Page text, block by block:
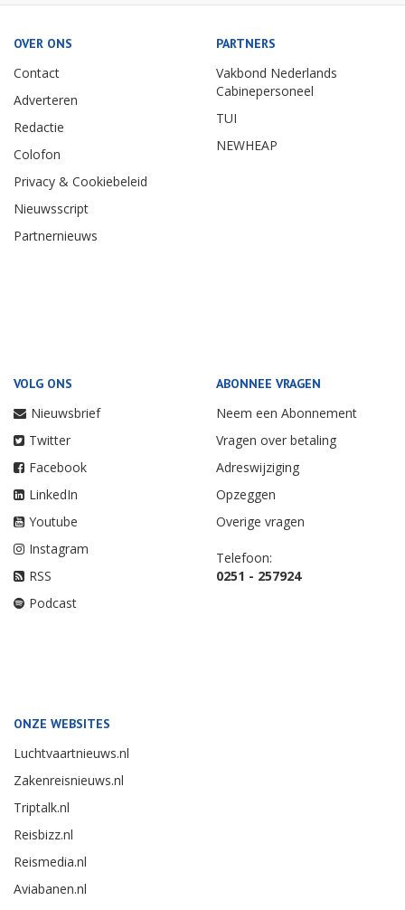
OVER ONS
Contact
Adverteren
Redactie
Colofon
Privacy & Cookiebeleid
Nieuwsscript
Partnernieuws
PARTNERS
Vakbond Nederlands
Cabinepersoneel
TUI
NEWHEAP
VOLG ONS
Nieuwsbrief
Twitter
Facebook
LinkedIn
Youtube
Instagram
RSS
Podcast
ABONNEE VRAGEN
Neem een Abonnement
Vragen over betaling
Adreswijziging
Opzeggen
Overige vragen
Telefoon:
0251 - 257924
ONZE WEBSITES
Luchtvaartnieuws.nl
Zakenreisnieuws.nl
Triptalk.nl
Reisbizz.nl
Reismedia.nl
Aviabanen.nl